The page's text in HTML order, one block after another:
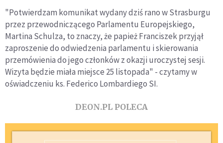
"Potwierdzam komunikat wydany dziś rano w Strasburgu
przez przewodniczącego Parlamentu Europejskiego,
Martina Schulza, to znaczy, że papież Franciszek przyjął
zaproszenie do odwiedzenia parlamentu i skierowania
przemówienia do jego członków z okazji uroczystej sesji.
Wizyta będzie miała miejsce 25 listopada" - czytamy w
oświadczeniu ks. Federico Lombardiego SI.
DEON.PL POLECA